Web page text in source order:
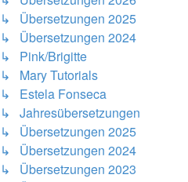
↳ Übersetzungen 2025
↳ Übersetzungen 2024
↳ Pink/Brigitte
↳ Mary Tutorials
↳ Estela Fonseca
↳ Jahresübersetzungen
↳ Übersetzungen 2025
↳ Übersetzungen 2024
↳ Übersetzungen 2023